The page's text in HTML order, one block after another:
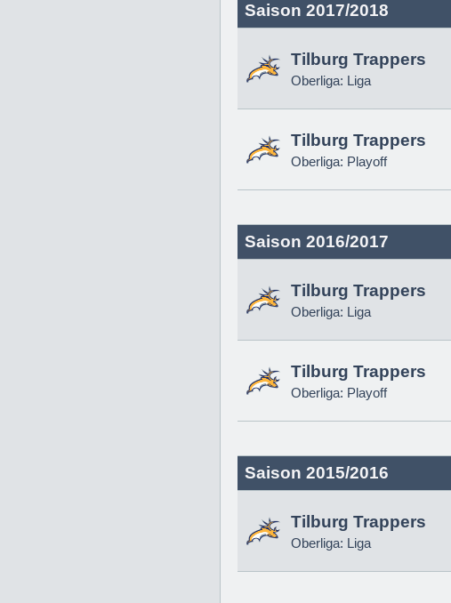
Saison 2017/2018
Tilburg Trappers
Oberliga: Liga
Tilburg Trappers
Oberliga: Playoff
Saison 2016/2017
Tilburg Trappers
Oberliga: Liga
Tilburg Trappers
Oberliga: Playoff
Saison 2015/2016
Tilburg Trappers
Oberliga: Liga